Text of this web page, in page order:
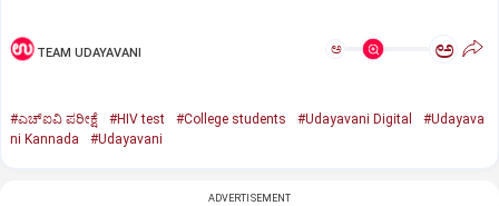
TEAM UDAYAVANI ಅ ಅ
#ಎಚ್‌ಐವಿ ಪರೀಕ್ಷೆ #HIV test #College students #Udayavani Digital
#Udayava
ni Kannada
#Udayavani
ADVERTISEMENT